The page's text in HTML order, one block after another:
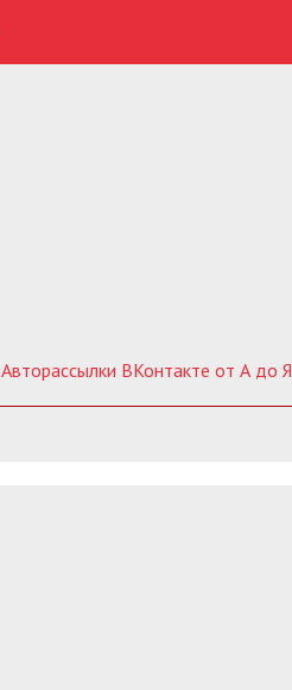
Авторассылки ВКонтакте от А до Я